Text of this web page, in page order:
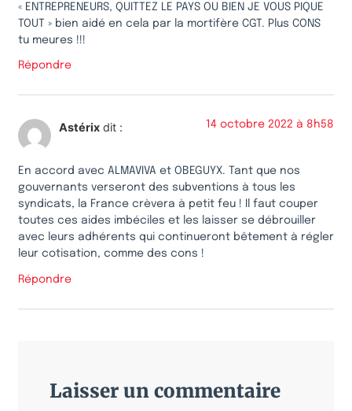
« ENTREPRENEURS, QUITTEZ LE PAYS OU BIEN JE VOUS PIQUE
TOUT » bien aidé en cela par la mortifère CGT. Plus CONS
tu meures !!!
Répondre
Astérix dit : 14 octobre 2022 à 8h58
En accord avec ALMAVIVA et OBEGUYX. Tant que nos
gouvernants verseront des subventions à tous les
syndicats, la France crèvera à petit feu ! Il faut couper
toutes ces aides imbéciles et les laisser se débrouiller
avec leurs adhérents qui continueront bêtement à régler
leur cotisation, comme des cons !
Répondre
Laisser un commentaire